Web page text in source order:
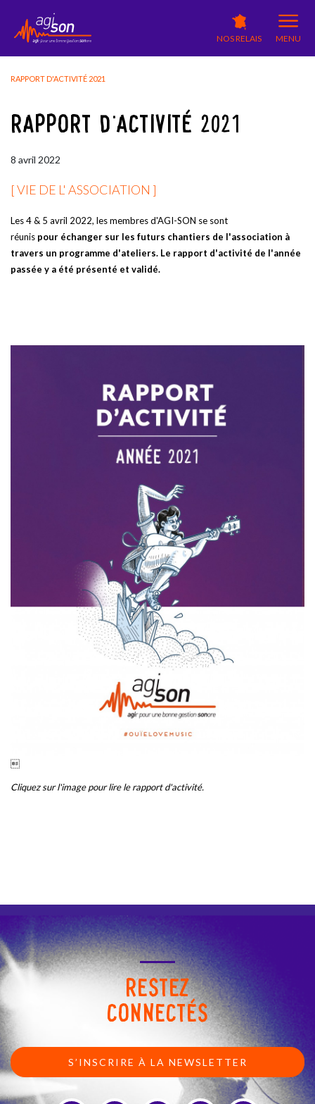
NOS RELAIS MENU
RAPPORT D'ACTIVITÉ 2021
RAPPORT D'ACTIVITÉ 2021
8 avril 2022
[ VIE DE L' ASSOCIATION ]
Les 4 & 5 avril 2022, les membres d'AGI-SON se sont
réunis pour échanger sur les futurs chantiers de l'association à
travers un programme d'ateliers. Le rapport d'activité de l'année
passée y a été présenté et validé.

Cliquez sur l'image pour lire le rapport d'activité.
RESTEZ
CONNECTÉS
S’INSCRIRE À LA NEWSLETTER